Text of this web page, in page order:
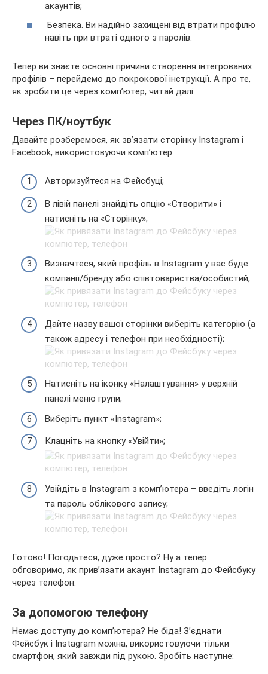
акаунтів;
Безпека. Ви надійно захищені від втрати профілю
навіть при втраті одного з паролів.
Тепер ви знаєте основні причини створення інтегрованих
профілів – перейдемо до покрокової інструкції. А про те,
як зробити це через комп’ютер, читай далі.
Через ПК/ноутбук
Давайте розберемося, як зв’язати сторінку Instagram і
Facebook, використовуючи комп’ютер:
Авторизуйтеся на Фейсбуці;
В лівій панелі знайдіть опцію «Створити» і
натисніть на «Сторінку»;
Визначтеся, який профіль в Instagram у вас буде:
компанії/бренду або співтовариства/особистий;
Дайте назву вашої сторінки виберіть категорію (а
також адресу і телефон при необхідності);
Натисніть на іконку «Налаштування» у верхній
панелі меню групи;
Виберіть пункт «Instagram»;
Клацніть на кнопку «Увійти»;
Увійдіть в Instagram з комп’ютера – введіть логін
та пароль облікового запису;
Готово! Погодьтеся, дуже просто? Ну а тепер
обговоримо, як прив’язати акаунт Instagram до Фейсбуку
через телефон.
За допомогою телефону
Немає доступу до комп’ютера? Не біда! З’єднати
Фейсбук і Instagram можна, використовуючи тільки
смартфон, який завжди під рукою. Зробіть наступне: